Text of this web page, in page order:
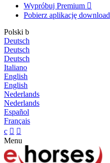
Wypróbuj Premium 
Pobierz aplikację download
Polski b
Deutsch
Deutsch
Deutsch
Italiano
English
English
Nederlands
Nederlands
Español
Français
c  
Menu